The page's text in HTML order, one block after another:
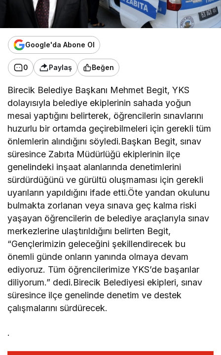
Google'da Abone Ol
0 Paylaş Beğen
Birecik Belediye Başkanı Mehmet Begit, YKS
dolayısıyla belediye ekiplerinin sahada yoğun
mesai yaptığını belirterek, öğrencilerin sınavlarını
huzurlu bir ortamda geçirebilmeleri için gerekli tüm
önlemlerin alındığını söyledi.Başkan Begit, sınav
süresince Zabıta Müdürlüğü ekiplerinin ilçe
genelindeki inşaat alanlarında denetimlerini
sürdürdüğünü ve gürültü oluşmaması için gerekli
uyarıların yapıldığını ifade etti.Öte yandan okulunu
bulmakta zorlanan veya sınava geç kalma riski
yaşayan öğrencilerin de belediye araçlarıyla sınav
merkezlerine ulaştırıldığını belirten Begit,
“Gençlerimizin geleceğini şekillendirecek bu
önemli günde onların yanında olmaya devam
ediyoruz. Tüm öğrencilerimize YKS’de başarılar
diliyorum.” dedi.Birecik Belediyesi ekipleri, sınav
süresince ilçe genelinde denetim ve destek
çalışmalarını sürdürecek.
.